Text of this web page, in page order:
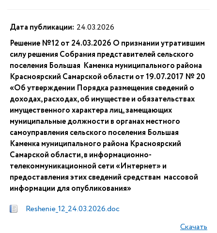
Дата публикации: 24.03.2026
Решение №12 от 24.03.2026 О признании утратившим
силу решения Собрания представителей сельского
поселения Большая Каменка муниципального района
Красноярский Самарской области от 19.07.2017 № 20
«Об утверждении Порядка размещения сведений о
доходах, расходах, об имуществе и обязательствах
имущественного характера лиц, замещающих
муниципальные должности в органах местного
самоуправления сельского поселения Большая
Каменка муниципального района Красноярский
Самарской области, в информационно-
телекоммуникационной сети «Интернет» и
предоставления этих сведений средствам массовой
информации для опубликования»
Reshenie_12_24.03.2026.doc
Скачать